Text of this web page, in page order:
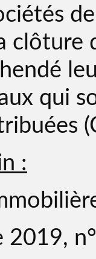
clôture
qui
:
2019,